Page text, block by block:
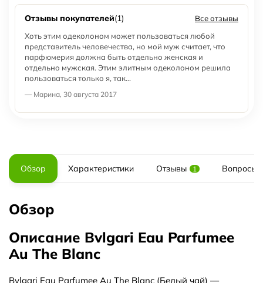
Отзывы покупателей(1)
Все отзывы
Хоть этим одеколоном может пользоваться любой
представитель человечества, но мой муж считает, что
парфюмерия должна быть отдельно женская и
отдельно мужская. Этим элитным одеколоном решила
пользоваться только я, так...
— Марина, 30 августа 2017
Обзор Характеристики Отзывы 1 Вопросы
Обзор
Описание Bvlgari Eau Parfumee
Au The Blanc
Bvlgari Eau Parfumee Au The Blanc (Белый чай) —